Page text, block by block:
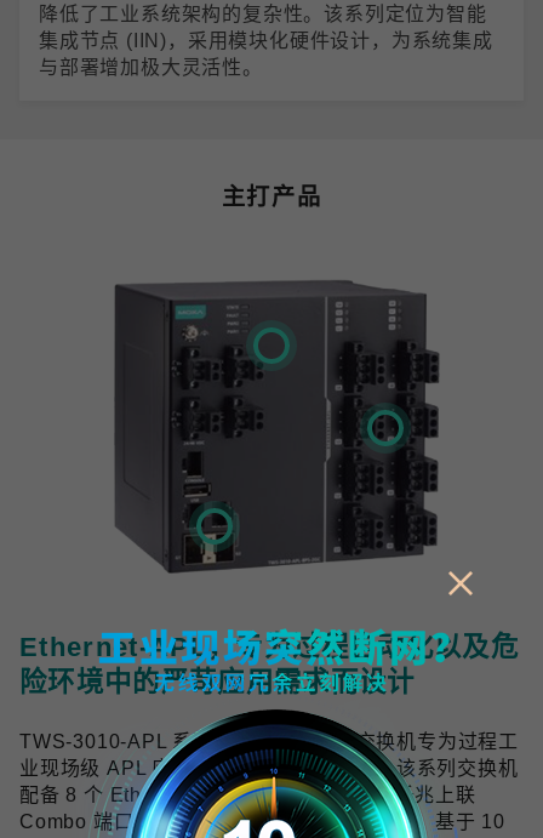
降低了工业系统架构的复杂性。该系列定位为智能
集成节点 (IIN)，采用模块化硬件设计，为系统集成
与部署增加极大灵活性。
主打产品
Ethernet-APL，专为过程自动化以及危
险环境中的严苛应用需求而设计
TWS-3010-APL 系列工业双线以太网交换机专为过程工
业现场级 APL 应用提供可靠的网络连接，该系列交换机
配备 8 个 Ethernet-APL spur 端口与 2 个千兆上联
Combo 端口，符合 Ethernet-APL 技术规范，基于 10